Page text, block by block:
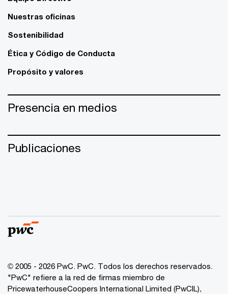
Nuestras oficinas
Sostenibilidad
Ética y Código de Conducta
Propósito y valores
Presencia en medios
Publicaciones
© 2005 - 2026 PwC. PwC. Todos los derechos reservados.
"PwC" refiere a la red de firmas miembro de
PricewaterhouseCoopers International Limited (PwCIL),